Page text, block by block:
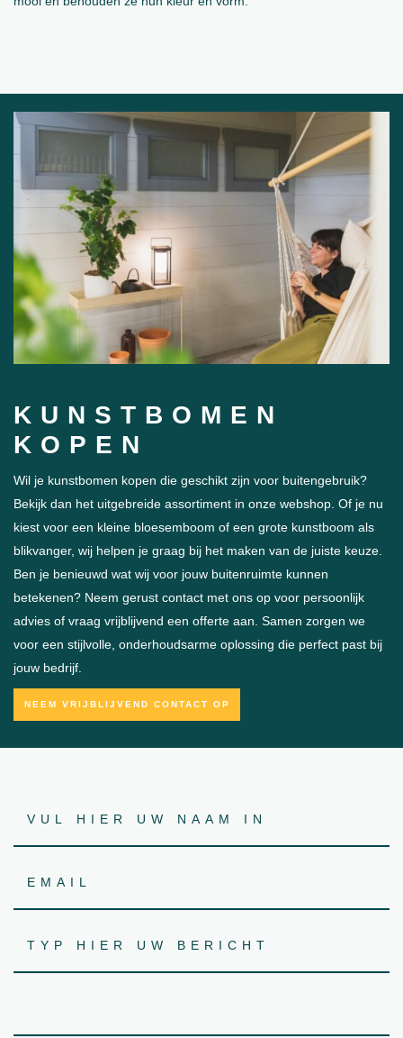
KUNSTBOMEN
KOPEN
Wil je kunstbomen kopen die geschikt zijn voor buitengebruik?
Bekijk dan het uitgebreide assortiment in onze webshop. Of je nu
kiest voor een kleine bloesemboom of een grote kunstboom als
blikvanger, wij helpen je graag bij het maken van de juiste keuze.
Ben je benieuwd wat wij voor jouw buitenruimte kunnen
betekenen? Neem gerust contact met ons op voor persoonlijk
advies of vraag vrijblijvend een offerte aan. Samen zorgen we
voor een stijlvolle, onderhoudsarme oplossing die perfect past bij
jouw bedrijf.
NEEM VRIJBLIJVEND CONTACT OP